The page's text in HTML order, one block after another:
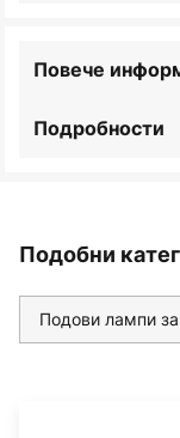
Подробности
Повече
Подобни
Подови лампи